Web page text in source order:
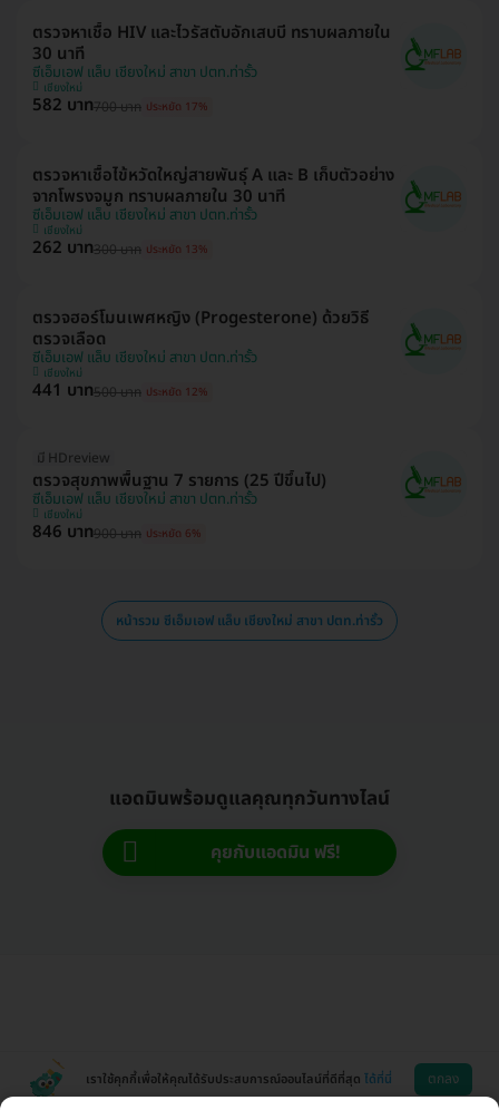
ตรวจหาเชื้อ HIV และไวรัสตับอักเสบบี ทราบผลภายใน
30 นาที
ซีเอ็มเอฟ แล็บ เชียงใหม่ สาขา ปตท.ท่ารั้ว
เชียงใหม่
582 บาท700 บาท ประหยัด 17%
ตรวจหาเชื้อไข้หวัดใหญ่สายพันธุ์ A และ B เก็บตัวอย่าง
จากโพรงจมูก ทราบผลภายใน 30 นาที
ซีเอ็มเอฟ แล็บ เชียงใหม่ สาขา ปตท.ท่ารั้ว
เชียงใหม่
262 บาท300 บาท ประหยัด 13%
ตรวจฮอร์โมนเพศหญิง (Progesterone) ด้วยวิธี
ตรวจเลือด
ซีเอ็มเอฟ แล็บ เชียงใหม่ สาขา ปตท.ท่ารั้ว
เชียงใหม่
441 บาท500 บาท ประหยัด 12%
มี HDreview
ตรวจสุขภาพพื้นฐาน 7 รายการ (25 ปีขึ้นไป)
ซีเอ็มเอฟ แล็บ เชียงใหม่ สาขา ปตท.ท่ารั้ว
เชียงใหม่
846 บาท900 บาท ประหยัด 6%
หน้ารวม ซีเอ็มเอฟ แล็บ เชียงใหม่ สาขา ปตท.ท่ารั้ว
แอดมินพร้อมดูแลคุณทุกวันทางไลน์
คุยกับแอดมิน ฟรี!
เราใช้คุกกี้เพื่อให้คุณได้รับประสบการณ์ออนไลน์ที่ดีที่สุด ได้ที่นี่ ตกลง